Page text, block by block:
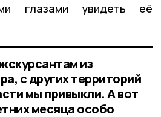
глазами увидеть её
из
с других территорий
мы привыкли. А вот
месяца особо